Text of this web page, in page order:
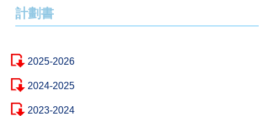
計劃書
2025-2026
2024-2025
2023-2024